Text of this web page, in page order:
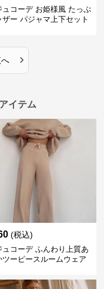
ュコーデ お姫様風 たっぷ
ザー パジャマ上下セット
›
イテム
(税込)
ュコーデ ふんわり上質あ
ツーピースルームウェア